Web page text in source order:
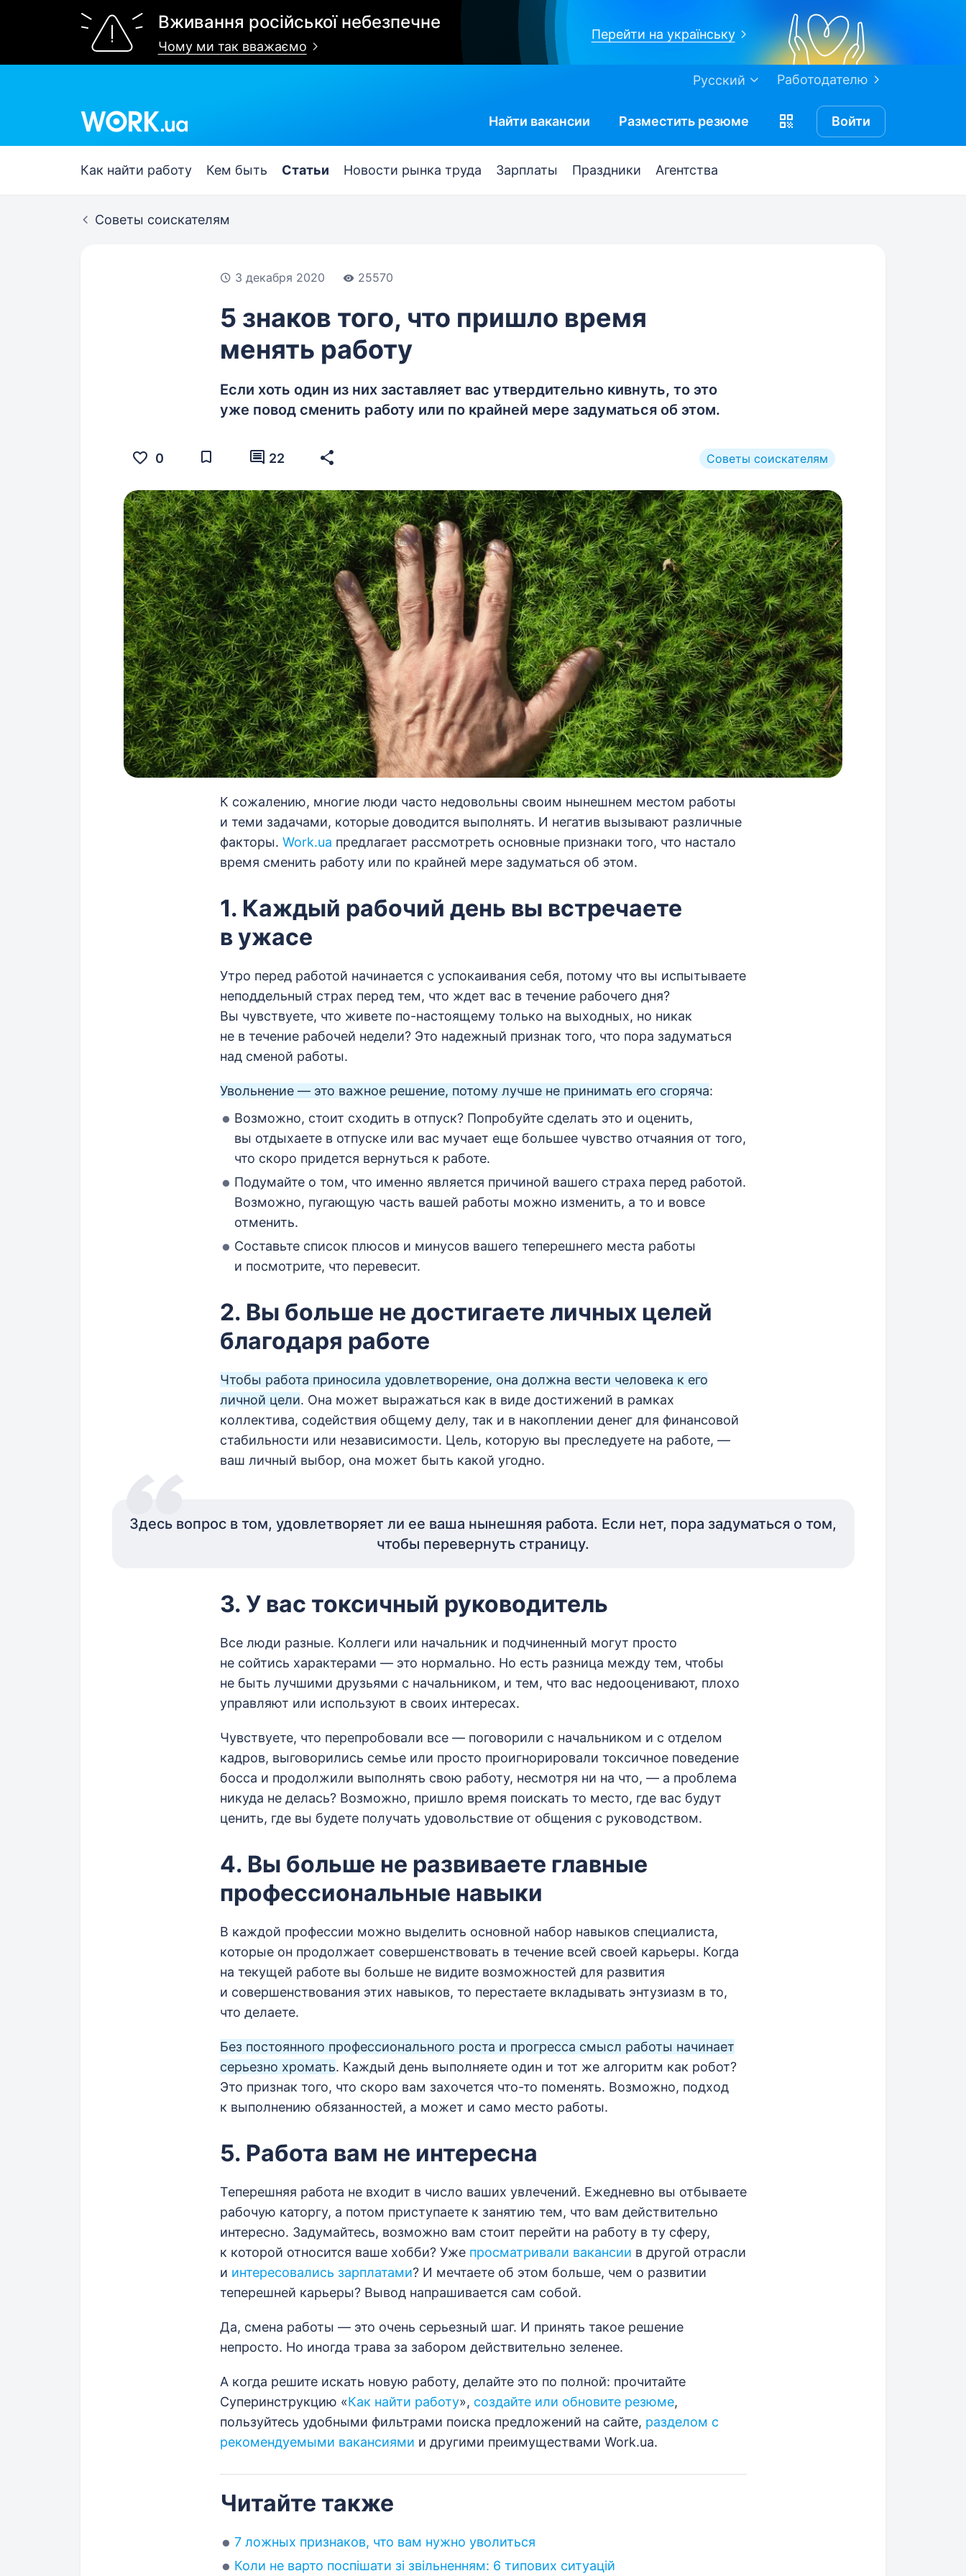
Вживання російської небезпечне
Чому ми так вважаємо
Перейти на українську
Работодателю
Русский
Найти вакансии Разместить резюме Войти
Как найти работу Кем быть Статьи Новости рынка труда Зарплаты Праздники Агентства
Советы соискателям
3 декабря 2020 25570
5 знаков того, что пришло время
менять работу
Если хоть один из них заставляет вас утвердительно кивнуть, то это
уже повод сменить работу или по крайней мере задуматься об этом.
Советы соискателям
0 22
К сожалению, многие люди часто недовольны своим нынешнем местом работы
и теми задачами, которые доводится выполнять. И негатив вызывают различные
факторы. Work.ua предлагает рассмотреть основные признаки того, что настало
время сменить работу или по крайней мере задуматься об этом.
1. Каждый рабочий день вы встречаете
в ужасе
Утро перед работой начинается с успокаивания себя, потому что вы испытываете
неподдельный страх перед тем, что ждет вас в течение рабочего дня?
Вы чувствуете, что живете по-настоящему только на выходных, но никак
не в течение рабочей недели? Это надежный признак того, что пора задуматься
над сменой работы.
Увольнение — это важное решение, потому лучше не принимать его сгоряча:
Возможно, стоит сходить в отпуск? Попробуйте сделать это и оценить,
вы отдыхаете в отпуске или вас мучает еще большее чувство отчаяния от того,
что скоро придется вернуться к работе.
Подумайте о том, что именно является причиной вашего страха перед работой.
Возможно, пугающую часть вашей работы можно изменить, а то и вовсе
отменить.
Составьте список плюсов и минусов вашего теперешнего места работы
и посмотрите, что перевесит.
2. Вы больше не достигаете личных целей
благодаря работе
Чтобы работа приносила удовлетворение, она должна вести человека к его
личной цели. Она может выражаться как в виде достижений в рамках
коллектива, содействия общему делу, так и в накоплении денег для финансовой
стабильности или независимости. Цель, которую вы преследуете на работе, —
ваш личный выбор, она может быть какой угодно.
Здесь вопрос в том, удовлетворяет ли ее ваша нынешняя работа. Если нет, пора задуматься о том,
чтобы перевернуть страницу.
3. У вас токсичный руководитель
Все люди разные. Коллеги или начальник и подчиненный могут просто
не сойтись характерами — это нормально. Но есть разница между тем, чтобы
не быть лучшими друзьями с начальником, и тем, что вас недооценивают, плохо
управляют или используют в своих интересах.
Чувствуете, что перепробовали все — поговорили с начальником и с отделом
кадров, выговорились семье или просто проигнорировали токсичное поведение
босса и продолжили выполнять свою работу, несмотря ни на что, — а проблема
никуда не делась? Возможно, пришло время поискать то место, где вас будут
ценить, где вы будете получать удовольствие от общения с руководством.
4. Вы больше не развиваете главные
профессиональные навыки
В каждой профессии можно выделить основной набор навыков специалиста,
которые он продолжает совершенствовать в течение всей своей карьеры. Когда
на текущей работе вы больше не видите возможностей для развития
и совершенствования этих навыков, то перестаете вкладывать энтузиазм в то,
что делаете.
Без постоянного профессионального роста и прогресса смысл работы начинает
серьезно хромать. Каждый день выполняете один и тот же алгоритм как робот?
Это признак того, что скоро вам захочется что-то поменять. Возможно, подход
к выполнению обязанностей, а может и само место работы.
5. Работа вам не интересна
Теперешняя работа не входит в число ваших увлечений. Ежедневно вы отбываете
рабочую каторгу, а потом приступаете к занятию тем, что вам действительно
интересно. Задумайтесь, возможно вам стоит перейти на работу в ту сферу,
к которой относится ваше хобби? Уже просматривали вакансии в другой отрасли
и интересовались зарплатами? И мечтаете об этом больше, чем о развитии
теперешней карьеры? Вывод напрашивается сам собой.
Да, смена работы — это очень серьезный шаг. И принять такое решение
непросто. Но иногда трава за забором действительно зеленее.
А когда решите искать новую работу, делайте это по полной: прочитайте
Суперинструкцию «Как найти работу», создайте или обновите резюме,
пользуйтесь удобными фильтрами поиска предложений на сайте, разделом с
рекомендуемыми вакансиями и другими преимуществами Work.ua.
Читайте также
7 ложных признаков, что вам нужно уволиться
Коли не варто поспішати зі звільненням: 6 типових ситуацій